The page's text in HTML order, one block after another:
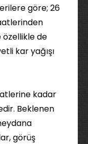
göre; 26
de
kar yağışı
kadar
Beklenen
görüş